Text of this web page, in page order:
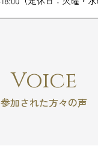
Voice
参加された方々の声